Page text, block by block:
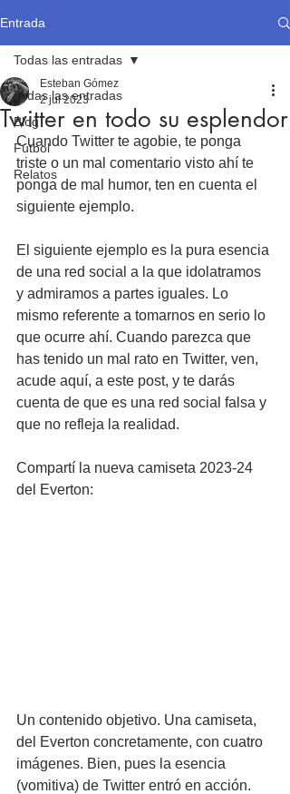
Entrada
Todas las entradas
Blog
Fútbol
Relatos
Todas las entradas
Twitter en todo su esplendor
Esteban Gómez
2 jul 2023
Cuando Twitter te agobie, te ponga
triste o un mal comentario visto ahí te
ponga de mal humor, ten en cuenta el
siguiente ejemplo.
El siguiente ejemplo es la pura esencia
de una red social a la que idolatramos
y admiramos a partes iguales. Lo
mismo referente a tomarnos en serio lo
que ocurre ahí. Cuando parezca que
has tenido un mal rato en Twitter, ven,
acude aquí, a este post, y te darás
cuenta de que es una red social falsa y
que no refleja la realidad.
Compartí la nueva camiseta 2023-24
del Everton:
Un contenido objetivo. Una camiseta,
del Everton concretamente, con cuatro
imágenes. Bien, pues la esencia
(vomitiva) de Twitter entró en acción.